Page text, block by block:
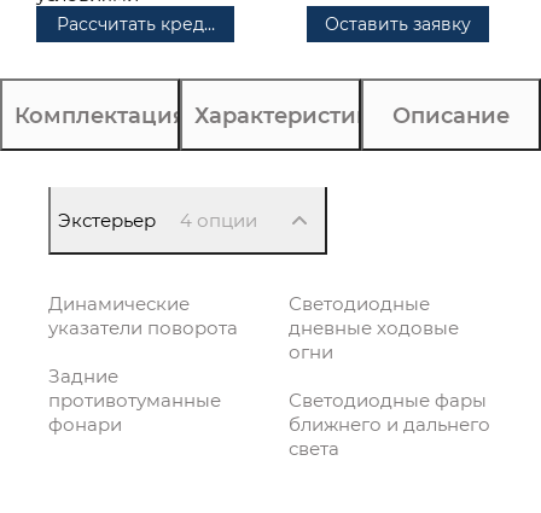
Рассчитать кредит Оставить заявку
Комплектация Характеристики Описание
Экстерьер 4 опции
Динамические
указатели поворота
Задние
противотуманные
фонари
Светодиодные
дневные ходовые
огни
Светодиодные фары
ближнего и дальнего
света